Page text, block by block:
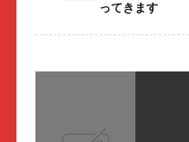
ってきます